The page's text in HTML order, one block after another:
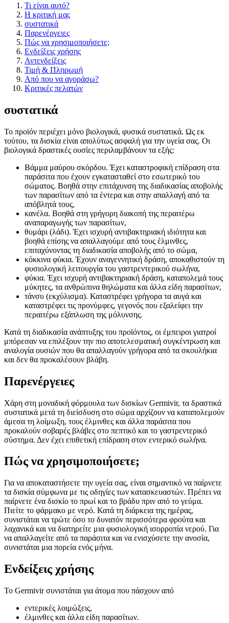
Τι είναι αυτό?
Η κριτική μας
συστατικά
Παρενέργειες
Πώς να χρησιμοποιήσετε;
Ενδείξεις χρήσης
Αντενδείξεις
Τιμή & Πληρωμή
Από που να αγοράσω?
Κριτικές πελατών
συστατικά
Το προϊόν περιέχει μόνο βιολογικά, φυσικά συστατικά. Ως εκ
τούτου, τα δισκία είναι απολύτως ασφαλή για την υγεία σας. Οι
βιολογικά δραστικές ουσίες περιλαμβάνουν τα εξής:
Βάμμα μαύρου σκόρδου. Έχει καταστροφική επίδραση στα
παράσιτα που έχουν εγκατασταθεί στο εσωτερικό του
σώματος. Βοηθά στην επιτάχυνση της διαδικασίας αποβολής
των παρασίτων από τα έντερα και στην απαλλαγή από τα
απόβλητά τους,
κανέλα. Βοηθά στη γρήγορη διακοπή της περαιτέρω
αναπαραγωγής των παρασίτων,
θυμάρι (λάδι). Έχει ισχυρή αντιβακτηριακή ιδιότητα και
βοηθά επίσης να απαλλαγούμε από τους έλμινθες,
επιταχύνοντας τη διαδικασία αποβολής από το σώμα,
κόκκινα φύκια. Έχουν αναγεννητική δράση, αποκαθιστούν τη
φυσιολογική λειτουργία του γαστρεντερικού σωλήνα,
φύκια. Έχει ισχυρή αντιβακτηριακή δράση, καταπολεμά τους
μύκητες, τα ανθρώπινα θηλώματα και άλλα είδη παρασίτων,
τάνσυ (εκχύλισμα). Καταστρέφει γρήγορα τα αυγά και
καταστρέφει τις προνύμφες, γεγονός που εξαλείφει την
περαιτέρω εξάπλωση της μόλυνσης.
Κατά τη διαδικασία ανάπτυξης του προϊόντος, οι έμπειροι γιατροί
μπόρεσαν να επιλέξουν την πιο αποτελεσματική συγκέντρωση και
αναλογία ουσιών που θα απαλλαγούν γρήγορα από τα σκουλήκια
και δεν θα προκαλέσουν βλάβη.
Παρενέργειες
Χάρη στη μοναδική φόρμουλα των δισκίων Germivir, τα δραστικά
συστατικά μετά τη διείσδυση στο σώμα αρχίζουν να καταπολεμούν
άμεσα τη λοίμωξη, τους έλμινθες και άλλα παράσιτα που
προκαλούν σοβαρές βλάβες στο πεπτικό και το γαστρεντερικό
σύστημα. Δεν έχει επιθετική επίδραση στον εντερικό σωλήνα.
Πώς να χρησιμοποιήσετε;
Για να αποκαταστήσετε την υγεία σας, είναι σημαντικό να παίρνετε
τα δισκία σύμφωνα με τις οδηγίες των κατασκευαστών. Πρέπει να
παίρνετε ένα δισκίο το πρωί και το βράδυ πριν από το γεύμα.
Πιείτε το φάρμακο με νερό. Κατά τη διάρκεια της ημέρας,
συνιστάται να τρώτε όσο το δυνατόν περισσότερα φρούτα και
λαχανικά και να διατηρείτε μια φυσιολογική ισορροπία νερού. Για
να απαλλαγείτε από τα παράσιτα και να ενισχύσετε την ανοσία,
συνιστάται μια πορεία ενός μήνα.
Ενδείξεις χρήσης
Το Germivir συνιστάται για άτομα που πάσχουν από
εντερικές λοιμώξεις,
έλμινθες και άλλα είδη παρασίτων.